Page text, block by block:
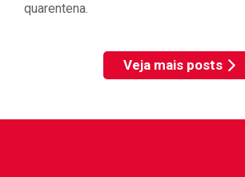
quarentena.
Veja mais posts